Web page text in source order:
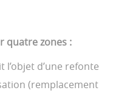
quatre zones :
l’objet d’une refonte
(remplacement